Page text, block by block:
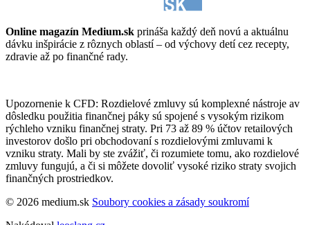
Online magazín Medium.sk prináša každý deň novú a aktuálnu
dávku inšpirácie z rôznych oblastí – od výchovy detí cez recepty,
zdravie až po finančné rady.
Upozornenie k CFD: Rozdielové zmluvy sú komplexné nástroje av
dôsledku použitia finančnej páky sú spojené s vysokým rizikom
rýchleho vzniku finančnej straty. Pri 73 až 89 % účtov retailových
investorov došlo pri obchodovaní s rozdielovými zmluvami k
vzniku straty. Mali by ste zvážiť, či rozumiete tomu, ako rozdielové
zmluvy fungujú, a či si môžete dovoliť vysoké riziko straty svojich
finančných prostriedkov.
© 2026 medium.sk Soubory cookies a zásady soukromí